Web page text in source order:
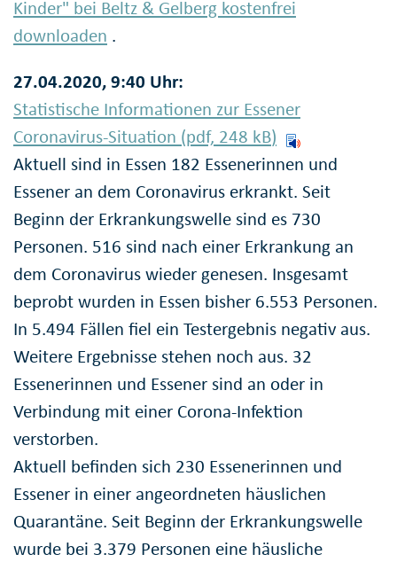
Kinder" bei Beltz & Gelberg kostenfrei
downloaden .
27.04.2020, 9:40 Uhr:
Statistische Informationen zur Essener
Coronavirus-Situation (pdf, 248 kB)
Aktuell sind in Essen 182 Essenerinnen und
Essener an dem Coronavirus erkrankt. Seit
Beginn der Erkrankungswelle sind es 730
Personen. 516 sind nach einer Erkrankung an
dem Coronavirus wieder genesen. Insgesamt
beprobt wurden in Essen bisher 6.553 Personen.
In 5.494 Fällen fiel ein Testergebnis negativ aus.
Weitere Ergebnisse stehen noch aus. 32
Essenerinnen und Essener sind an oder in
Verbindung mit einer Corona-Infektion
verstorben.
Aktuell befinden sich 230 Essenerinnen und
Essener in einer angeordneten häuslichen
Quarantäne. Seit Beginn der Erkrankungswelle
wurde bei 3.379 Personen eine häusliche